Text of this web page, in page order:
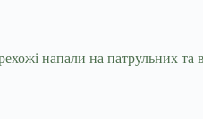
напали на патрульних